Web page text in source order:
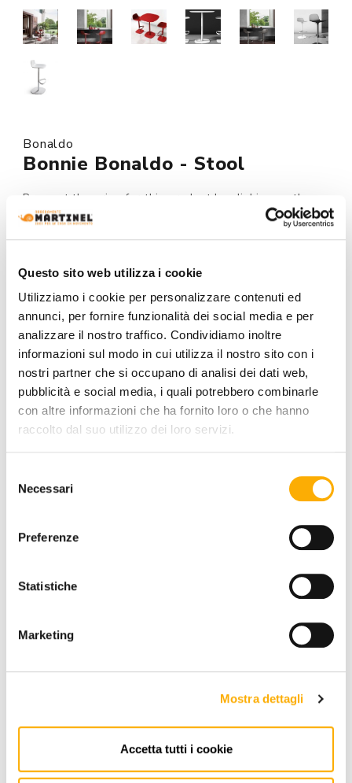
Questo sito web utilizza i cookie
Utilizziamo i cookie per personalizzare contenuti ed
annunci, per fornire funzionalità dei social media e per
analizzare il nostro traffico. Condividiamo inoltre
informazioni sul modo in cui utilizza il nostro sito con i
nostri partner che si occupano di analisi dei dati web,
pubblicità e social media, i quali potrebbero combinarle
con altre informazioni che ha fornito loro o che hanno
raccolto dal suo utilizzo dei loro servizi.
delNecessari
Preferenze
Statistiche
Marketing
Mostra dettagli
Accetta tutti i cookie
Bonaldo
Bonnie Bonaldo - Stool
Request the price for this product by clicking on the
button at the bottom of the page.
MODEL :
COLOR:
INFORMATION
BEST PRICE GUARANTEED